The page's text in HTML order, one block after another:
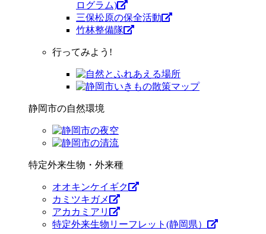
ログラム)
三保松原の保全活動
竹林整備隊
行ってみよう!
静岡市の自然環境
特定外来生物・外来種
オオキンケイギク
カミツキガメ
アカカミアリ
特定外来生物リーフレット(静岡県）